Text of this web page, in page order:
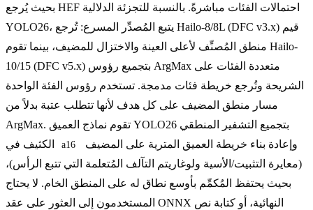
بحيث يُرجع HEF احتمالات الفئات مباشرةً. بالنسبة للتجزئة الدلالية
YOLO26، يتبع المُصدِّر المسرع: تُرجع Hailo-8/8L (DFC v3.x) قيم
منطق المُصنِّف لأعلى العينة والاختزال للمضيف، بينما تقوم Hailo-
10/15 (DFC v5.x) بتجميع رؤوس ArgMax متعددة الفئات على
الشريحة وتُرجع خريطة فئات مدمجة. تستخدم رؤوس الفئة الواحدة
مسار منطق المضيف على كل هدف لأنها تتطلب عتبة بدلاً من
ArgMax. تقوم نماذج العميق YOLO26 بتجميع التشفير المنطقي
a16
(معايرة التثبيت/الأسية ولوغاريتم التآلف المُتعلمة التي تتبع الرأس)،
بحيث يحتفظ المُكمِّم بأوسع نطاق له على المنطق الخام. لا يحتاج
المستخدمون إلى العثور على عقد ONNX النهائية، أو كتابة نص